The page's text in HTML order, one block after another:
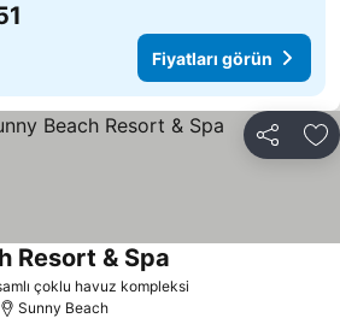
Fiyatları görün
Paylaş
çoklu havuz kompleksi
Resort & Spa
Sunny Beach